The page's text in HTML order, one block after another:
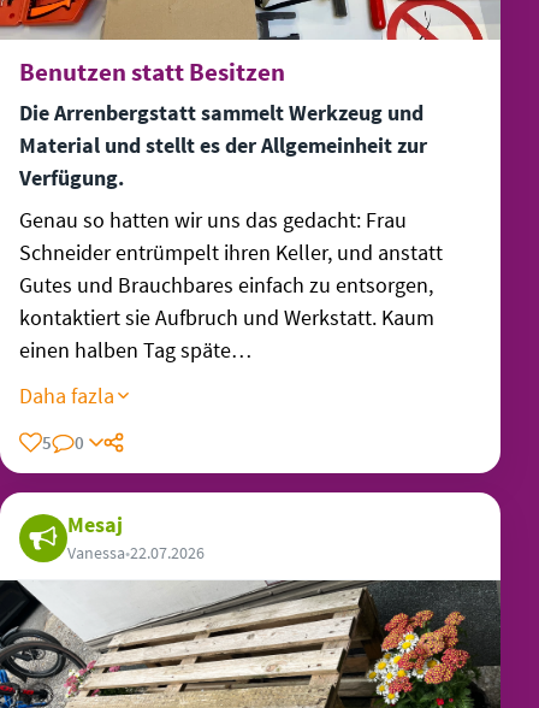
Benutzen statt Besitzen
Die Arrenbergstatt sammelt Werkzeug und
Material und stellt es der Allgemeinheit zur
Verfügung.
Genau so hatten wir uns das gedacht: Frau
Schneider entrümpelt ihren Keller, und anstatt
Gutes und Brauchbares einfach zu entsorgen,
kontaktiert sie Aufbruch und Werkstatt. Kaum
einen halben Tag späte…
Daha fazla
5 0
Mesaj
Vanessa•22.07.2026